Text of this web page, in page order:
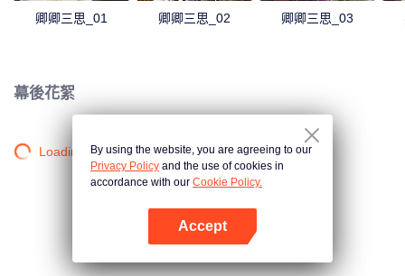
卿卿三思_01 卿卿三思_02 卿卿三思_03
幕後花絮
Loading…By using the website, you are agreeing to our
Privacy Policy and the use of cookies in
accordance with our Cookie Policy.
Accept